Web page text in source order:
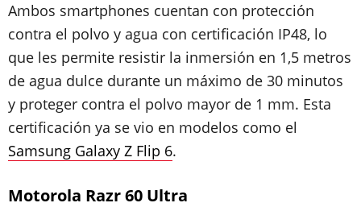
Ambos smartphones cuentan con protección
contra el polvo y agua con certificación IP48, lo
que les permite resistir la inmersión en 1,5 metros
de agua dulce durante un máximo de 30 minutos
y proteger contra el polvo mayor de 1 mm. Esta
certificación ya se vio en modelos como el
Samsung Galaxy Z Flip 6.
Motorola Razr 60 Ultra